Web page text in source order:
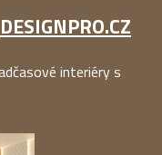
DESIGNPRO.CZ
interiéry s